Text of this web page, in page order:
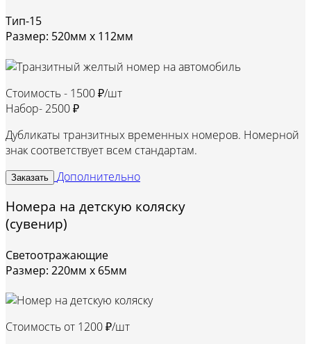
Тип-15
Размер: 520мм х 112мм
Стоимость - 1500 ₽/шт
Набор- 2500 ₽
Дубликаты транзитных временных номеров. Номерной
знак соответствует всем стандартам.
Заказать Дополнительно
Номера на детскую коляску
(сувенир)
Светоотражающие
Размер: 220мм х 65мм
Стоимость от 1200 ₽/шт